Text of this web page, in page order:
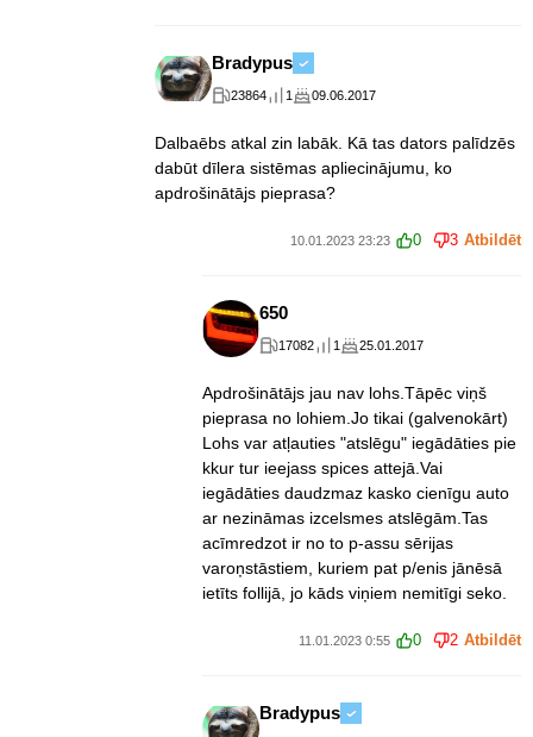
Bradypus
23864 1 09.06.2017
Dalbaēbs atkal zin labāk. Kā tas dators palīdzēs
dabūt dīlera sistēmas apliecinājumu, ko
apdrošinātājs pieprasa?
10.01.2023 23:23 0 3 Atbildēt
650
17082 1 25.01.2017
Apdrošinātājs jau nav lohs.Tāpēc viņš
pieprasa no lohiem.Jo tikai (galvenokārt)
Lohs var atļauties "atslēgu" iegādāties pie
kkur tur ieejass spices attejā.Vai
iegādāties daudzmaz kasko cienīgu auto
ar nezināmas izcelsmes atslēgām.Tas
acīmredzot ir no to p-assu sērijas
varoņstāstiem, kuriem pat p/enis jānēsā
ietīts follijā, jo kāds viņiem nemitīgi seko.
11.01.2023 0:55 0 2 Atbildēt
Bradypus